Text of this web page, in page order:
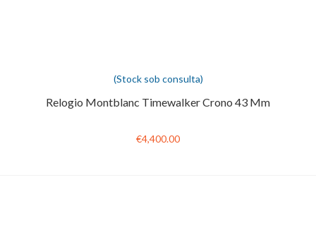
(Stock sob consulta)
Relogio Montblanc Timewalker Crono 43 Mm
€4,400.00